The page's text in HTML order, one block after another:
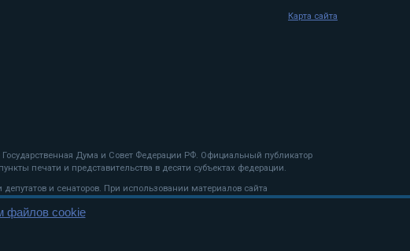
Дума и Совет Федерации РФ. Официальный публикатор
печати и представительства в десяти субъектах федерации.
и сенаторов. При использовании материалов сайта
Карта сайта
файлов cookie